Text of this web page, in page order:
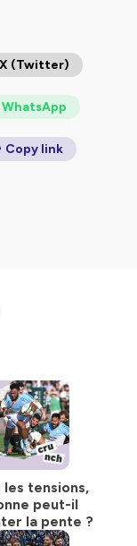
de-
X (Twitter)
WhatsApp
Copy link
les tensions,
peut-il
la pente ?